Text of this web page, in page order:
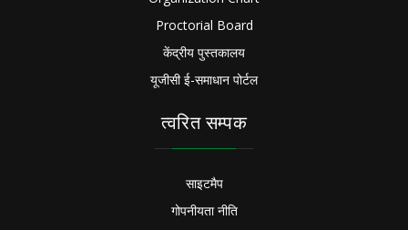
Proctorial Board
केंद्रीय पुस्तकालय
यूजीसी ई-समाधान पोर्टल
त्वरित सम्पक
साइटमैप
गोपनीयता नीति